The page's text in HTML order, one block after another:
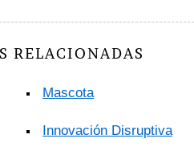
RELACIONADAS
Mascota
Innovación Disruptiva